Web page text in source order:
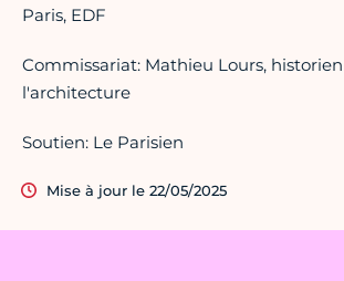
Paris, EDF
Commissariat: Mathieu Lours,
l'architecture
Soutien: Le Parisien
Mise à jour le 22/05/2025